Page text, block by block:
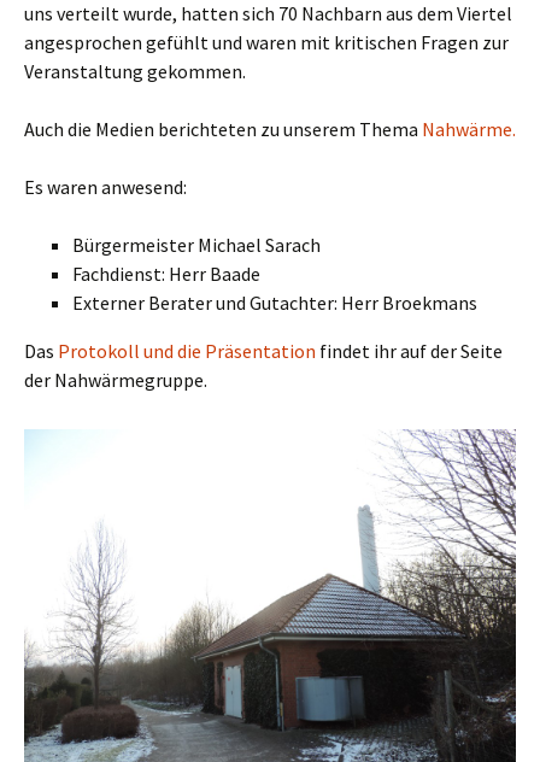
uns verteilt wurde, hatten sich 70 Nachbarn aus dem Viertel
angesprochen gefühlt und waren mit kritischen Fragen zur
Veranstaltung gekommen.
Auch die Medien berichteten zu unserem Thema Nahwärme.
Es waren anwesend:
Bürgermeister Michael Sarach
Fachdienst: Herr Baade
Externer Berater und Gutachter: Herr Broekmans
Das Protokoll und die Präsentation findet ihr auf der Seite
der Nahwärmegruppe.